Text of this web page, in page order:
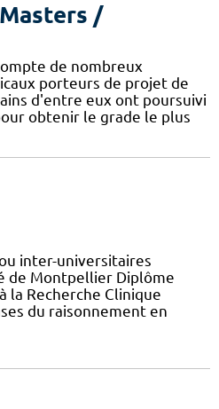
/
de nombreux
porteurs de projet de
d'entre eux ont poursuivi
obtenir le grade le plus
inter-universitaires
de Montpellier Diplôme
la Recherche Clinique
du raisonnement en